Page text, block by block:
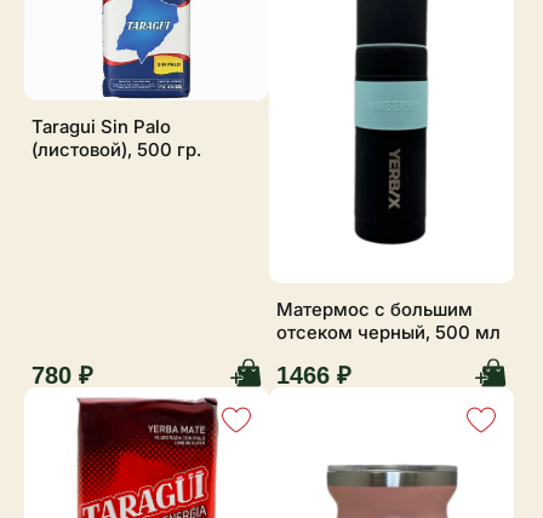
Taragui Sin Palo
(листовой), 500 гр.
780 ₽
Матермос с большим
отсеком черный, 500 мл
1466 ₽